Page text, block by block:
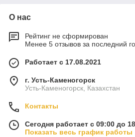
О нас
Рейтинг не сформирован
Менее 5 отзывов за последний
Работает с 17.08.2021
г. Усть-Каменогорск
Усть-Каменогорск, Казахстан
Контакты
Сегодня работает с 09:00 до
Показать весь график работы